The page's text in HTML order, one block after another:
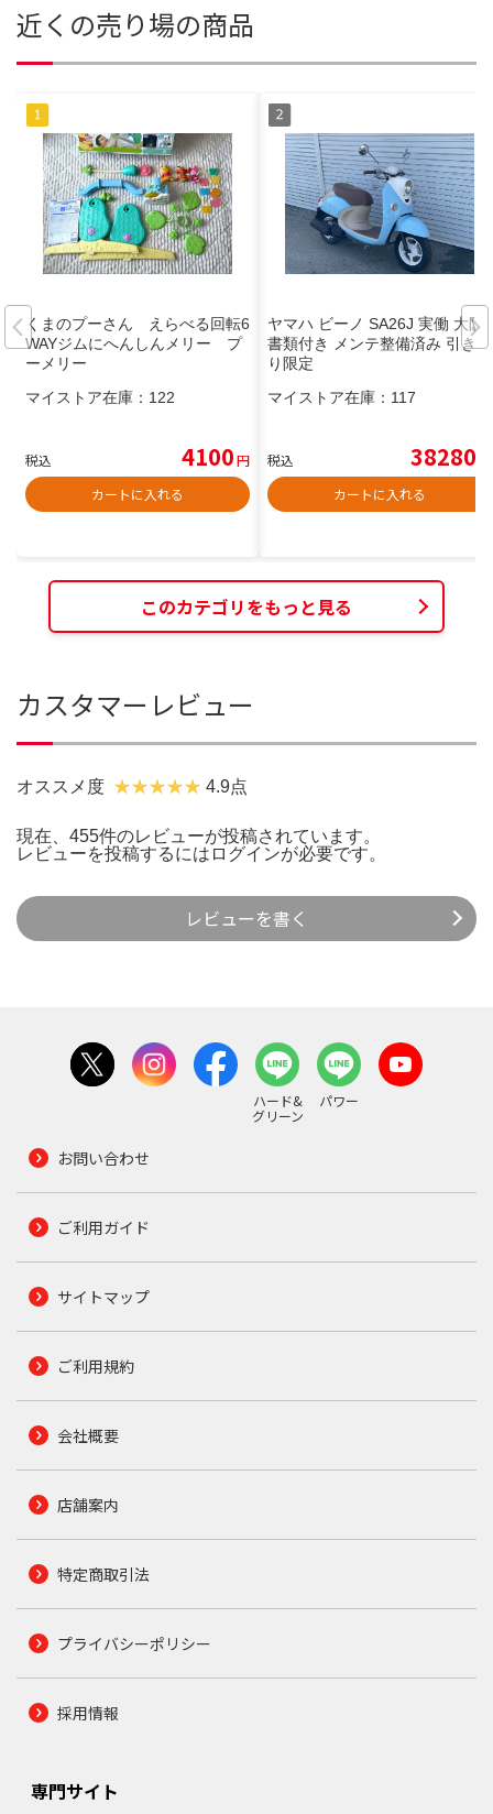
近くの売り場の商品
くまのプーさん えらべる回転6
WAYジムにへんしんメリー プ
ーメリー
マイストア在庫： 122
税込 4100円
カートに入れる
ヤマハ ビーノ SA26J 実働 大阪
書類付き メンテ整備済み 引き取
り限定
マイストア在庫： 117
税込 38280
カートに入れる
このカテゴリをもっと見る
カスタマーレビュー
オススメ度 4.9点
現在、455件のレビューが投稿されています。
レビューを投稿するには ログインが必要です。
レビューを書く
ハード&
グリーン
パワー
お問い合わせ
ご利用ガイド
サイトマップ
ご利用規約
会社概要
店舗案内
特定商取引法
プライバシーポリシー
採用情報
専門サイト